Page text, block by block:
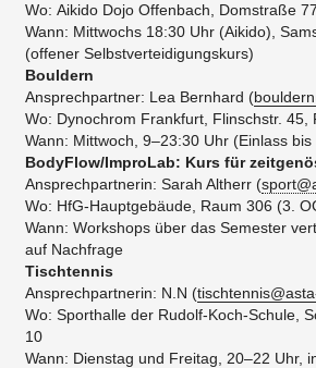
Wo: Aikido Dojo Offenbach, Domstraße 77
Wann: Mittwochs 18:30 Uhr (Aikido),
(offener Selbstverteidigungskurs)
Bouldern
Ansprechpartner: Lea Bernhard (
Wo: Dynochrom Frankfurt, Flinschstr. 45,
Wann: Mittwoch, 9–23:30 Uhr (Einlass bis
BodyFlow/ImproLab: Kurs für
Ansprechpartnerin: Sarah Altherr (
Wo: HfG-Hauptgebäude, Raum 306 (3.
Wann: Workshops über das Semester
auf Nachfrage
Tischtennis
Ansprechpartnerin: N.N (
Wo: Sporthalle der Rudolf-Koch-Schule,
10
Wann: Dienstag und Freitag, 20–22 Uhr,